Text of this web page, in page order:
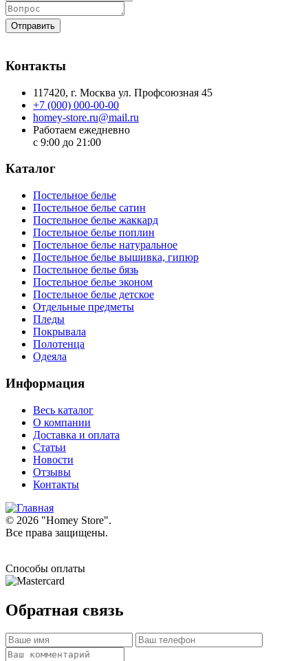
Отправить
Контакты
117420, г. Москва ул. Профсоюзная 45
+7 (000) 000-00-00
homey-store.ru@mail.ru
Работаем ежедневно
с 9:00 до 21:00
Каталог
Постельное белье
Постельное белье сатин
Постельное белье жаккард
Постельное белье поплин
Постельное белье натуральное
Постельное белье вышивка, гипюр
Постельное белье бязь
Постельное белье эконом
Постельное белье детское
Отдельные предметы
Пледы
Покрывала
Полотенца
Одеяла
Информация
Весь каталог
О компании
Доставка и оплата
Статьи
Новости
Отзывы
Контакты
© 2026 "Homey Store".
Все права защищены.
Способы оплаты
Обратная связь